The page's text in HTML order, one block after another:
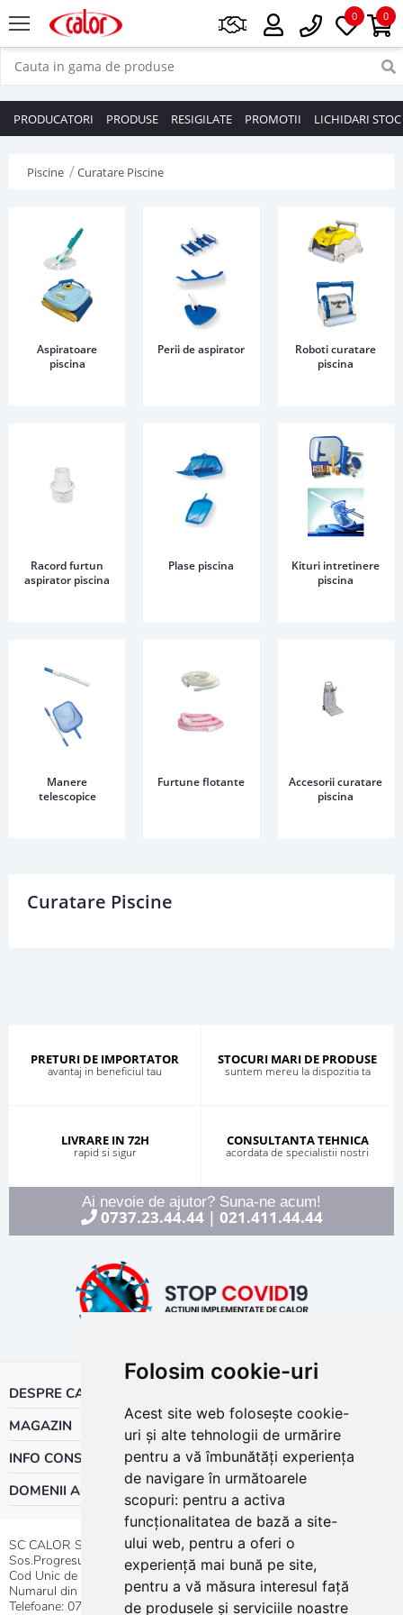
Folosim cookie-uri
Acest site web folosește cookie-
uri și alte tehnologii de urmărire
pentru a vă îmbunătăți experiența
de navigare în următoarele
scopuri: pentru a activa
funcționalitatea de bază a site-
ului web, pentru a oferi o
experiență mai bună pe site,
pentru a vă măsura interesul față
de produsele și serviciile noastre
0
0
PRODUCATORI PRODUSE RESIGILATE PROMOTII LICHIDARI STOC
Piscine Curatare Piscine
Aspiratoare
piscina
Perii de aspirator
Roboti curatare
piscina
Racord furtun
aspirator piscina
Plase piscina
Kituri intretinere
piscina
Manere
telescopice
Furtune flotante
Accesorii curatare
piscina
Curatare Piscine
PRETURI DE IMPORTATOR
avantaj in beneficiul tau
STOCURI MARI DE PRODUSE
suntem mereu la dispozitia ta
LIVRARE IN 72H
rapid si sigur
CONSULTANTA TEHNICA
acordata de specialistii nostri
Ai nevoie de ajutor? Suna-ne acum!
0737.23.44.44| 021.411.44.44
DESPRE CALOR
MAGAZIN
INFO CONSUMATOR
DOMENII ACTIVITATE
SC CALOR SRL
Sos.Progresului nr.30-40, Sector 5, Bucuresti
Cod Unic de Inregistrare: RO 3004724
Numarul din Registrul Comertului:J40/13176/1991
Telefoane: 0737.23.44.44|021.411.44.44